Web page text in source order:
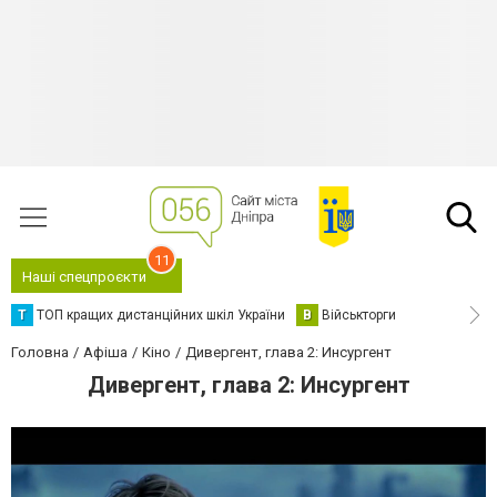
Наші спецпроєкти
11
Т ТОП кращих дистанційних шкіл України В Військторги
Головна Афіша Кіно Дивергент, глава 2: Инсургент
Дивергент, глава 2: Инсургент